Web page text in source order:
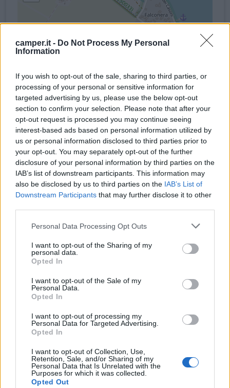
camper.it - Do Not Process My Personal
Information
If you wish to opt-out of the sale, sharing to third parties, or
processing of your personal or sensitive information for
targeted advertising by us, please use the below opt-out
section to confirm your selection. Please note that after your
opt-out request is processed you may continue seeing
interest-based ads based on personal information utilized by
us or personal information disclosed to third parties prior to
your opt-out. You may separately opt-out of the further
disclosure of your personal information by third parties on the
IAB’s list of downstream participants. This information may
also be disclosed by us to third parties on the IAB’s List of
Downstream Participants that may further disclose it to other
Personal Data Processing Opt Outs
I want to opt-out of the Sharing of my
personal data.
Opted In
I want to opt-out of the Sale of my
Personal Data.
Opted In
I want to opt-out of processing my
Personal Data for Targeted Advertising.
Opted In
I want to opt-out of Collection, Use,
Retention, Sale, and/or Sharing of my
Personal Data that Is Unrelated with the
Purposes for which it was collected.
Opted Out
Servizi
Carico acqua
Scarico cassetta WC
Scarico pozzetto
Allacciam. elettrico
Docce fredde
Illuminato
Bar
Ristorazione
Sbarra o custode